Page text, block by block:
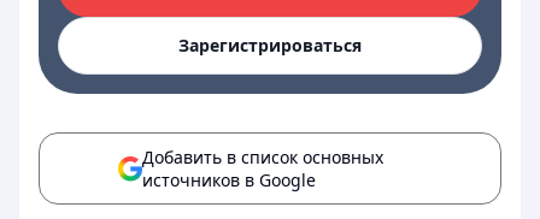
Зарегистрироваться
Добавить в список основных
источников в Google